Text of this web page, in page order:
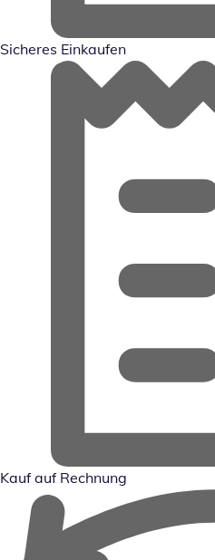
Sicheres Einkaufen
Kauf auf Rechnung